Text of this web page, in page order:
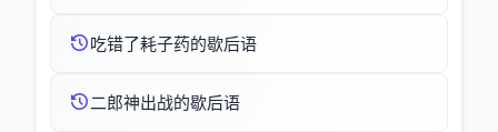
吃错了耗子药的歇后语
二郎神出战的歇后语